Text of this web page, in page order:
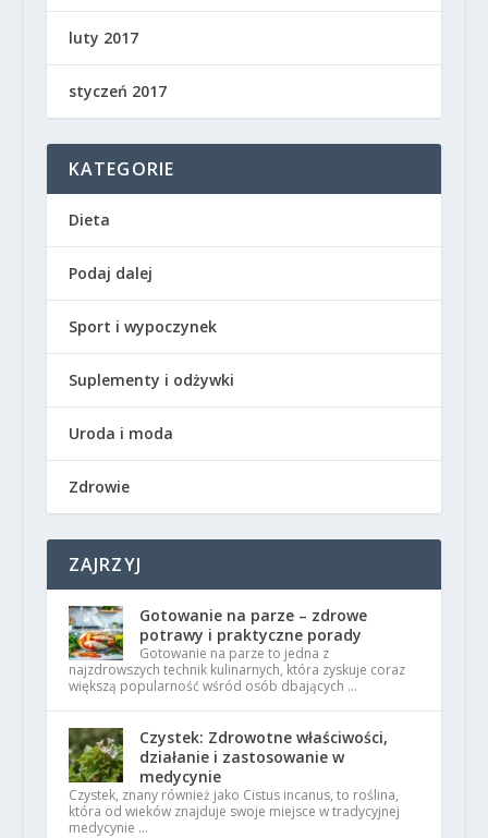
luty 2017
styczeń 2017
KATEGORIE
Dieta
Podaj dalej
Sport i wypoczynek
Suplementy i odżywki
Uroda i moda
Zdrowie
ZAJRZYJ
Gotowanie na parze – zdrowe
potrawy i praktyczne porady
Gotowanie na parze to jedna z
najzdrowszych technik kulinarnych, która zyskuje coraz
większą popularność wśród osób dbających …
Czystek: Zdrowotne właściwości,
działanie i zastosowanie w
medycynie
Czystek, znany również jako Cistus incanus, to roślina,
która od wieków znajduje swoje miejsce w tradycyjnej
medycynie …